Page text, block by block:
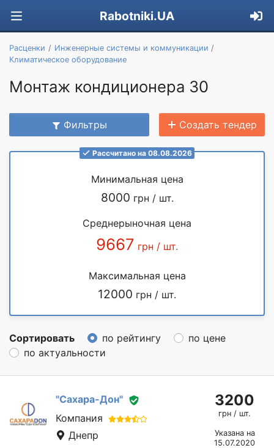
Rabotniki.UA
Расценки
Инженерные системы и коммуникации
Климатическое оборудование
Монтаж кондиционера 30
Фильтры Создать тендер
Рассчитано на 08.08.2026
Минимальная цена
8000 грн / шт.
Среднерыночная цена
9667 грн / шт.
Максимальная цена
12000 грн / шт.
Сортировать по рейтингу
по цене
по актуальности
"Сахара-Дон"
Компания
Днепр
3200
грн / шт.
Указана на
15.07.2020